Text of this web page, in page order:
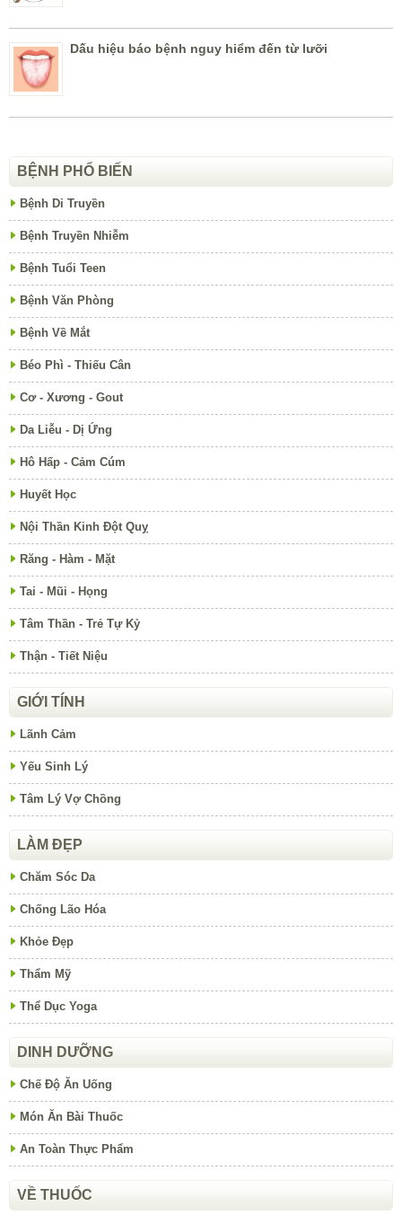
Bệnh Tuổi Teen
Bệnh Văn Phòng
Bệnh Về Mắt
Cơ - Xương - Gout
Hô Hấp - Cảm Cúm
Răng - Hàm - Mặt
Thận - Tiết Niệu
GIỚI TÍNH
Lãnh Cảm
Yếu Sinh Lý
Tâm Lý Vợ Chồng
LÀM ĐẸP
Chăm Sóc Da
Chống Lão Hóa
Khỏe Đẹp
Thẩm Mỹ
Thể Dục Yoga
DINH DƯỠNG
Chế Độ Ăn Uống
Món Ăn Bài Thuốc
An Toàn Thực Phẩm
VỀ THUỐC
Thuốc Tây Y
Thuốc Đông Y
Cây Thuốc Quý
CHUYÊN ĐỀ
Bệnh AIDS / HIV
Bệnh Nghề Nghiệp
Biến Chứng Các Bệnh